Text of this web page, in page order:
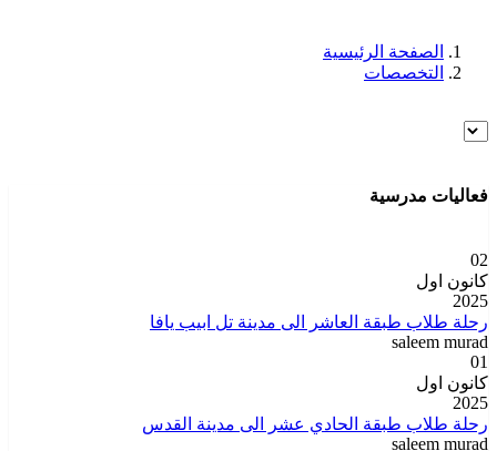
الصفحة الرئيسية
التخصصات
فعاليات مدرسية
02
كانون اول
2025
رحلة طلاب طبقة العاشر الى مدينة تل ابيب يافا
saleem murad
01
كانون اول
2025
رحلة طلاب طبقة الحادي عشر الى مدينة القدس
saleem murad